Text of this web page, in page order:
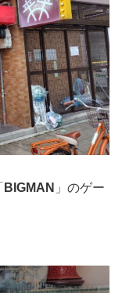
BIGMAN 」のゲー